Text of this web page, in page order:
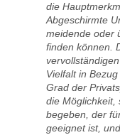
die
Abgeschirmte
meidende oder
finden können.
Vielfalt in
Grad der
die Möglichkeit,
begeben, der
geeignet ist,